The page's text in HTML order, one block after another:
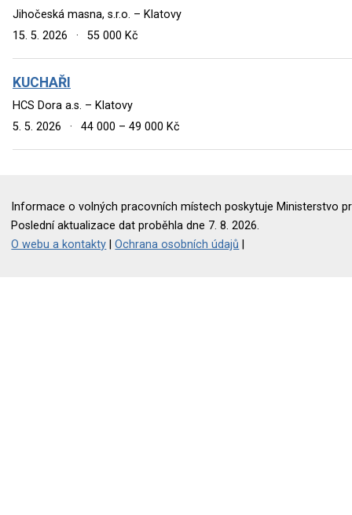
Jihočeská masna, s.r.o. – Klatovy
15. 5. 2026
· 55 000 Kč
KUCHAŘI
HCS Dora a.s. – Klatovy
5. 5. 2026
· 44 000 – 49 000 Kč
Informace o volných pracovních místech poskytuje Ministerstvo
Poslední aktualizace dat proběhla dne 7. 8. 2026.
O webu a kontakty |Ochrana osobních údajů